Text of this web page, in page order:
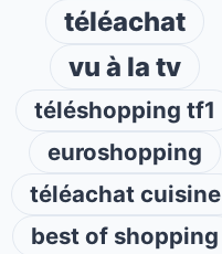
téléachat
vu à la tv
téléshopping tf1
euroshopping
téléachat cuisine
best of shopping